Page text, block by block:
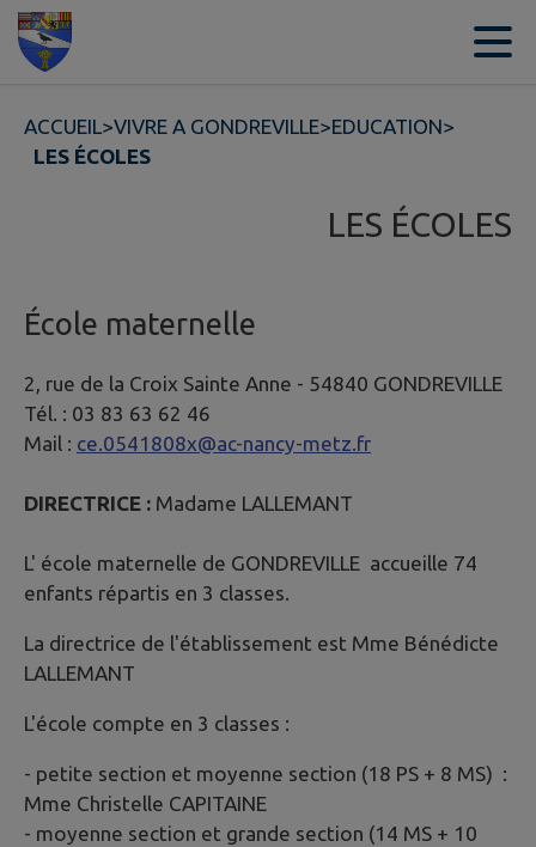
Contenu
ACCUEIL>VIVRE A GONDREVILLE>EDUCATION>
LES ÉCOLES
LES ÉCOLES
École maternelle
2, rue de la Croix Sainte Anne - 54840 GONDREVILLE
Tél. : 03 83 63 62 46
Mail : ce.0541808x@ac-nancy-metz.fr
DIRECTRICE : Madame LALLEMANT
L' école maternelle de GONDREVILLE accueille 74
enfants répartis en 3 classes.
La directrice de l'établissement est Mme Bénédicte
LALLEMANT
L'école compte en 3 classes :
- petite section et moyenne section (18 PS + 8 MS) :
Mme Christelle CAPITAINE
- moyenne section et grande section (14 MS + 10